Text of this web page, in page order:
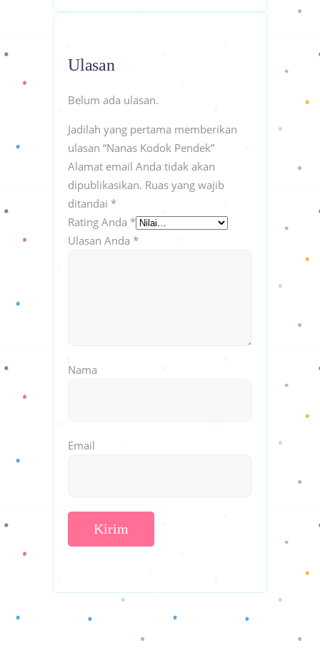
Ulasan
Belum ada ulasan.
Jadilah yang pertama memberikan
ulasan “Nanas Kodok Pendek”
Alamat email Anda tidak akan
dipublikasikan. Ruas yang wajib
ditandai *
Rating Anda *
Ulasan Anda *
Nama
Email